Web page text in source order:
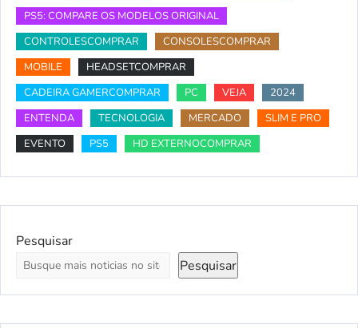
PS5: COMPARE OS MODELOS ORIGINAL
CONTROLESCOMPRAR
CONSOLESCOMPRAR
MOBILE
HEADSETCOMPRAR
CADEIRA GAMERCOMPRAR
PC VEJA
2024
ENTENDA
TECNOLOGIA MERCADO
SLIM E PRO
EVENTO
PS5 HD EXTERNOCOMPRAR
Pesquisar
Pesquisar